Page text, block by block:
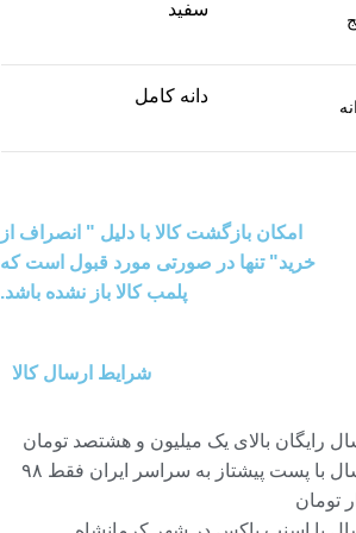
سفید
دانه کامل
امکان بازگشت کالا با دلیل " انصراف از
خرید" تنها در صورتی مورد قبول است که
پلمب کالا باز نشده باشد.
شرایط ارسال کالا
رایگان بالای یک میلیون و هشتصد تومان
ارسال با پست پیشتاز به سراسر ایران فقط ۹۸
تومان